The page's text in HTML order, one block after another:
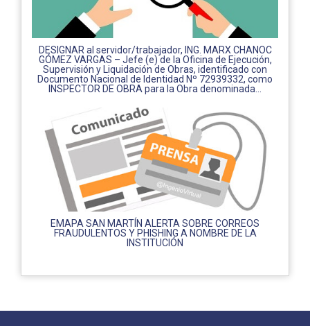
DESIGNAR al servidor/trabajador, ING. MARX CHANOC
GÓMEZ VARGAS – Jefe (e) de la Oficina de Ejecución,
Supervisión y Liquidación de Obras, identificado con
Documento Nacional de Identidad Nº 72939332, como
INSPECTOR DE OBRA para la Obra denominada...
EMAPA SAN MARTÍN ALERTA SOBRE CORREOS
FRAUDULENTOS Y PHISHING A NOMBRE DE LA
INSTITUCIÓN